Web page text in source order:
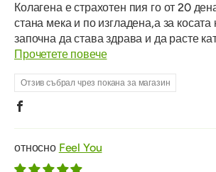
Колагена е страхотен пия го от 20
стана мека и по изгладена,а за
започна да става здрава и да расте
Прочетете повече
Отзив събрал чрез покана за магазин
Feel You